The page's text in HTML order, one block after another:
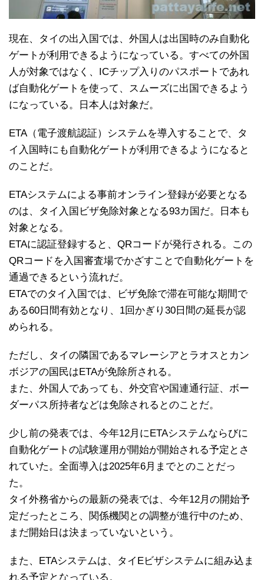
現在、タイの出入国では、外国人は出国時のみ自動化
ゲートが利用できるようになっている。すべての外国
人が対象ではなく、ICチップ入りのパスポートであれ
ば自動化ゲートを使って、スムーズに出国できるよう
になっている。日本人は対象だ。
ETA（電子渡航認証）システムを導入することで、タ
イ入国時にも自動化ゲートが利用できるようになると
のことだ。
ETAシステムによる事前オンライン登録が必要となる
のは、タイ入国ビザ免除対象となる93カ国だ。日本も
対象となる。
ETAに認証登録すると、QRコードが発行される。この
QRコードを入国審査場でかざすことで自動化ゲートを
通過できるという流れだ。
ETAでのタイ入国では、ビザ免除で滞在可能な期間で
ある60日間有効となり、1回かぎり30日間の延長が認
められる。
ただし、タイの隣国であるマレーシアとラオスとカン
ボジアの国民はETAが免除所される。
また、外国人であっても、外交官や国連通行証、ボー
ダーパス所持者などは免除されるとのことだ。
少し前の発表では、今年12月にETAシステムならびに
自動化ゲートの試験運用が開始が開始される予定とさ
れていた。全面導入は2025年6月までとのことだっ
た。
タイ外務省からの最新の発表では、今年12月の開始予
定だったところ、関係機関との調整が進行中のため、
まだ開始日は決まっていないという。
また、ETAシステムは、タイEビザシステムに組み込ま
れる予定となっている。